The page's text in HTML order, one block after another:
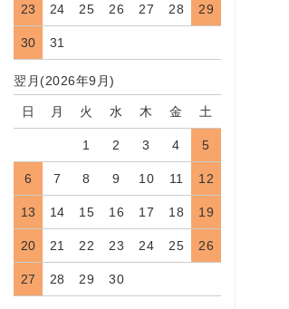
23 24 25 26 27 28 29
30 31
翌月(2026年9月)
日 月 火 水 木 金 土
1 2 3 4 5
6 7 8 9 10 11 12
13 14 15 16 17 18 19
20 21 22 23 24 25 26
27 28 29 30